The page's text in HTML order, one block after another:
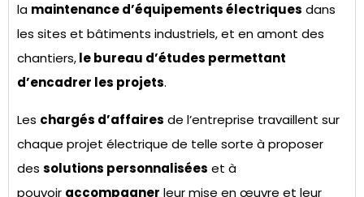
la maintenance d’équipements électriques dans
les sites et bâtiments industriels, et en amont des
chantiers,le bureau d’études permettant
d’encadrer les projets.
Les chargés d’affaires de l’entreprise travaillent sur
chaque projet électrique de telle sorte à proposer
des solutions personnalisées et à
pouvoir accompagner leur mise en œuvre et leur